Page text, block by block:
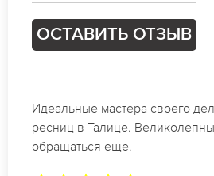
ОСТАВИТЬ ОТЗЫВ
Спасибо огромное.
ресниц в Талице для
было готово.